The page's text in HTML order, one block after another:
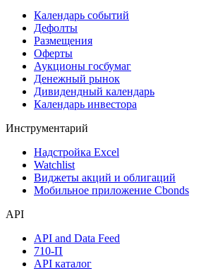
Календарь событий
Дефолты
Размещения
Оферты
Аукционы госбумаг
Денежный рынок
Дивидендный календарь
Календарь инвестора
Инструментарий
Надстройка Excel
Watchlist
Виджеты акций и облигаций
Мобильное приложение Cbonds
API
API and Data Feed
710-П
API каталог